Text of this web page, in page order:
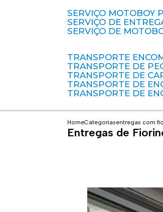
SERVIÇO MOTOBOY
SERVIÇO DE
SERVIÇO DE
TRANSPORTE
TRANSPORTE DE
TRANSPORTE DE
TRANSPORTE DE
TRANSPORTE DE
HomeCategoriasentregas com
Entregas de